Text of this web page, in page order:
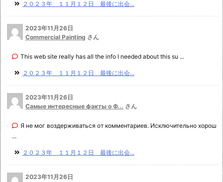
２０２３年 １１月１２日 最後に出会...
2023年11月26日
Commercial Painting さん
This web site really has all the info I needed about this su ...
２０２３年 １１月１２日 最後に出会...
2023年11月26日
Самые интересные факты о Ф... さん
Я не мог воздерживаться от комментариев. Исключительно хорош
...
２０２３年 １１月１２日 最後に出会...
2023年11月26日